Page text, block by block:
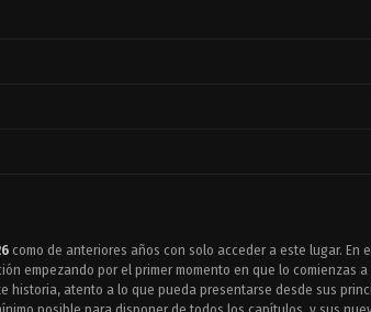
como de anteriores años con solo acceder a este lugar. En
empezando por el primer momento en que lo comienzas
atento a lo que pueda presentarse desde sus